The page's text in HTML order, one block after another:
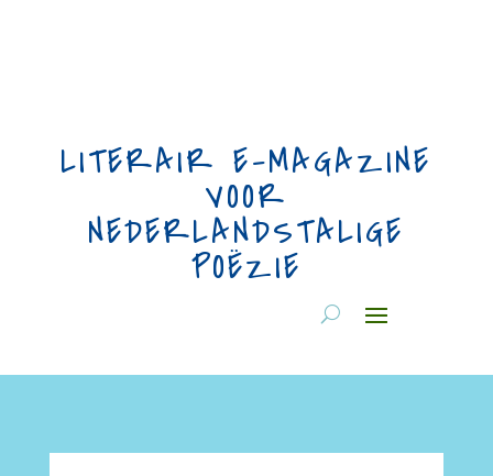
LITERAIR E-MAGAZINE
VOOR
NEDERLANDSTALIGE
POËZIE